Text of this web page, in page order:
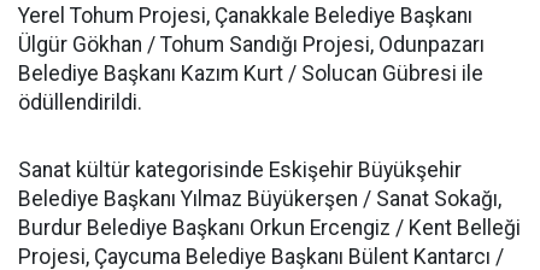
Yerel Tohum Projesi, Çanakkale Belediye Başkanı
Ülgür Gökhan / Tohum Sandığı Projesi, Odunpazarı
Belediye Başkanı Kazım Kurt / Solucan Gübresi ile
ödüllendirildi.
Sanat kültür kategorisinde Eskişehir Büyükşehir
Belediye Başkanı Yılmaz Büyükerşen / Sanat Sokağı,
Burdur Belediye Başkanı Orkun Ercengiz / Kent Belleği
Projesi, Çaycuma Belediye Başkanı Bülent Kantarcı /